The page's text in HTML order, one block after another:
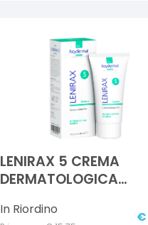
LENIRAX 5 CREMA
DERMATOLOGICA
In Riordino €